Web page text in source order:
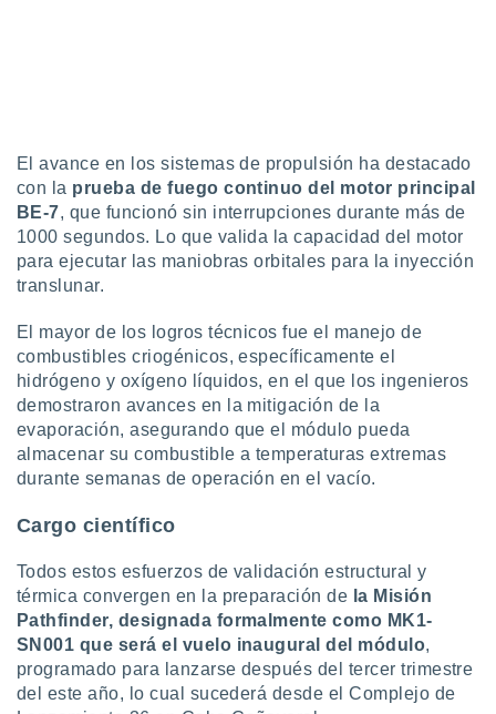
uso de
la
contenido
medir el
de la
el
de
a través
de
de
de
uso de
e
mediante
El avance en los sistemas de propulsión ha destacado
con la prueba de fuego continuo del motor principal
BE-7, que funcionó sin interrupciones durante más de
1000 segundos. Lo que valida la capacidad del motor
para ejecutar las maniobras orbitales para la inyección
translunar.
El mayor de los logros técnicos fue el manejo de
combustibles criogénicos, específicamente el
hidrógeno y oxígeno líquidos, en el que los ingenieros
demostraron avances en la mitigación de la
evaporación, asegurando que el módulo pueda
almacenar su combustible a temperaturas extremas
durante semanas de operación en el vacío.
Cargo científico
Todos estos esfuerzos de validación estructural y
térmica convergen en la preparación de la Misión
Pathfinder, designada formalmente como MK1-
SN001 que será el vuelo inaugural del módulo,
programado para lanzarse después del tercer trimestre
del este año, lo cual sucederá desde el Complejo de